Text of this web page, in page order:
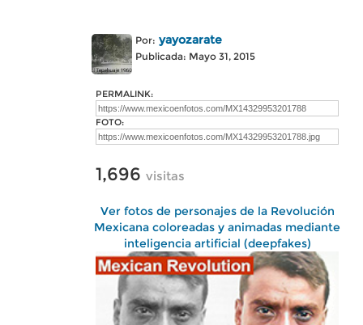
Por: yayozarate
Publicada: Mayo 31, 2015
PERMALINK:
FOTO:
1,696 visitas
Ver fotos de personajes de la Revolución
Mexicana coloreadas y animadas mediante
inteligencia artificial (deepfakes)